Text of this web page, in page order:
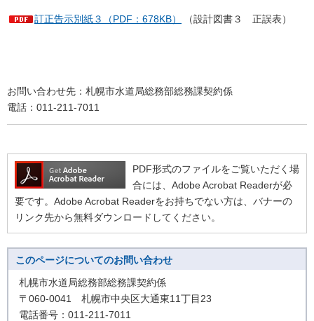
訂正告示別紙３（PDF：678KB） （設計図書３ 正誤表）
お問い合わせ先：札幌市水道局総務部総務課契約係
電話：011-211-7011
PDF形式のファイルをご覧いただく場
合には、Adobe Acrobat Readerが必
要です。Adobe Acrobat Readerをお持ちでない方は、バナーの
リンク先から無料ダウンロードしてください。
このページについてのお問い合わせ
札幌市水道局総務部総務課契約係
〒060-0041 札幌市中央区大通東11丁目23
電話番号：011-211-7011